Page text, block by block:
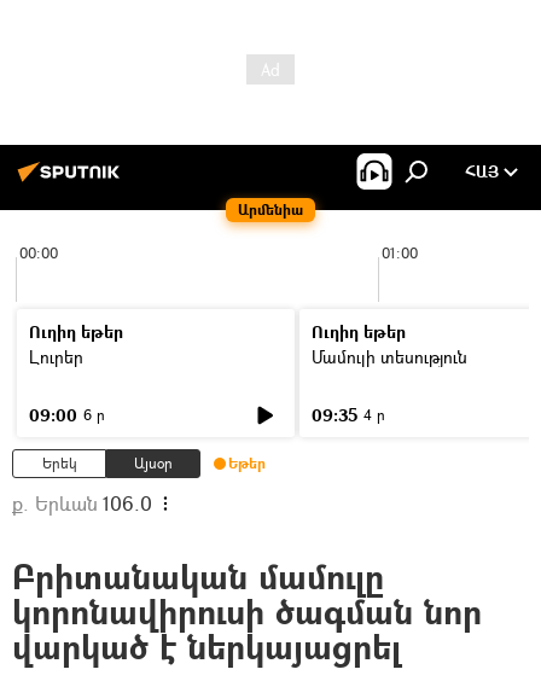
Արմենիա
ՀԱՅ
00:00 01:00
Ուղիղ եթեր
Լուրեր
09:00 6 ր
Ուղիղ եթեր
Մամուլի տեսություն
09:35 4 ր
Երեկ Այսօր Եթեր
ք. Երևան 106.0
Բրիտանական մամուլը
կորոնավիրուսի ծագման նոր
վարկած է ներկայացրել